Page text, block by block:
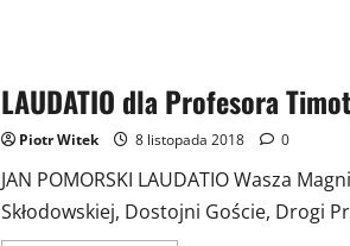
LAUDATIO dla Profesora
Piotr Witek 8 listopada 2018 0
JAN POMORSKI LAUDATIO Wasza
Skłodowskiej, Dostojni Goście, Drogi